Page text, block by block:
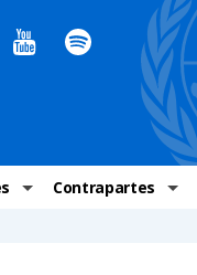
Contrapartes